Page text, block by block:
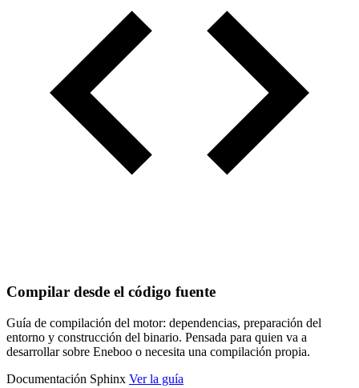
Compilar desde el código fuente
Guía de compilación del motor: dependencias, preparación del
entorno y construcción del binario. Pensada para quien va a
desarrollar sobre Eneboo o necesita una compilación propia.
Documentación Sphinx Ver la guía